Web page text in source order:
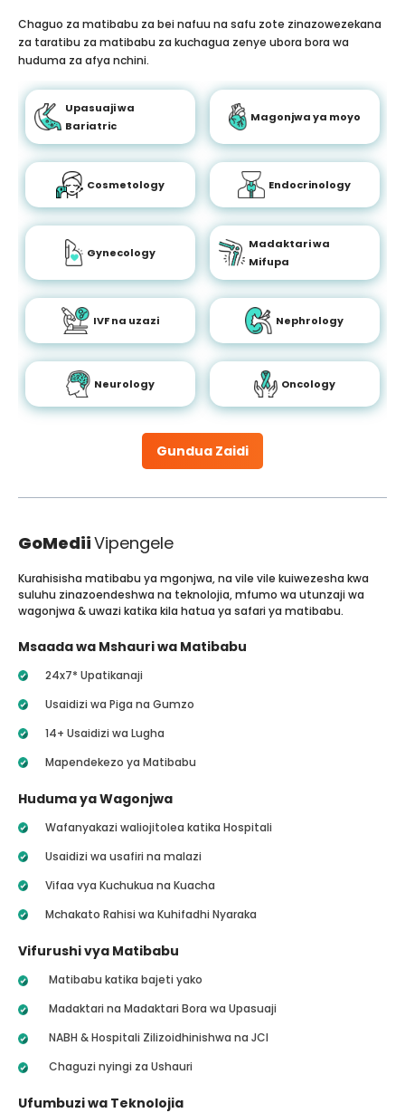
Gundua Zaidi
Chaguo za matibabu za bei nafuu na safu zote zinazowezekana
za taratibu za matibabu za kuchagua zenye ubora bora wa
huduma za afya nchini.
Upasuaji wa
Bariatric
Magonjwa ya moyo
Cosmetology Endocrinology
Gynecology
Madaktari wa
Mifupa
IVF na uzazi Nephrology
Neurology Oncology
GoMediiVipengele
Kurahisisha matibabu ya mgonjwa, na vile vile kuiwezesha kwa
suluhu zinazoendeshwa na teknolojia, mfumo wa utunzaji wa
wagonjwa & uwazi katika kila hatua ya safari ya matibabu.
Msaada wa Mshauri wa Matibabu
24x7* Upatikanaji
Usaidizi wa Piga na Gumzo
14+ Usaidizi wa Lugha
Mapendekezo ya Matibabu
Huduma ya Wagonjwa
Wafanyakazi waliojitolea katika Hospitali
Usaidizi wa usafiri na malazi
Vifaa vya Kuchukua na Kuacha
Mchakato Rahisi wa Kuhifadhi Nyaraka
Vifurushi vya Matibabu
Matibabu katika bajeti yako
Madaktari na Madaktari Bora wa Upasuaji
NABH & Hospitali Zilizoidhinishwa na JCI
Chaguzi nyingi za Ushauri
Ufumbuzi wa Teknolojia